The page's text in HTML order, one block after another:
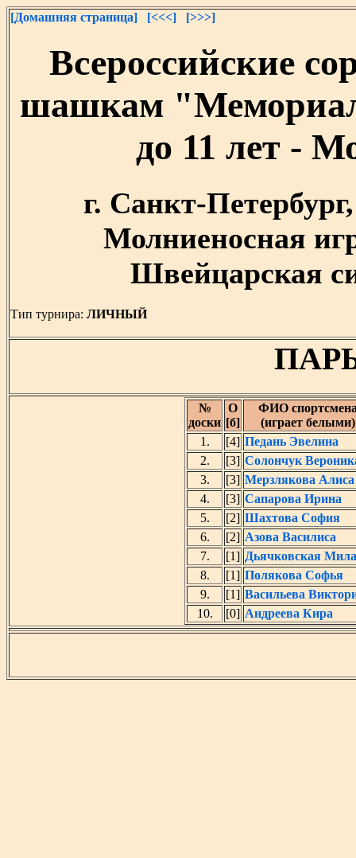
[Домашняя страница] [<<<] [>>>]
Всероссийские
шашкам
до 11 лет -
г. Санкт-
Молниеносная
Швейцарская
Тип турнира: ЛИЧНЫЙ
№
доски
O
[б]
ФИО
(играет белыми)
1.
[4] Педань Эвелина
2.
[3] Солончук
3.
[3] Мерзлякова Алиса
4.
[3] Сапарова Ирина
5.
[2] Шахтова София
6.
[2] Азова Василиса
7.
[1] Дьячковская
8.
[1] Полякова Софья
9.
[1] Васильева
10.
[0] Андреева Кира